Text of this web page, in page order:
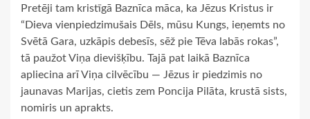
Pretēji tam kristīgā Baznīca māca, ka Jēzus Kristus ir
“Dieva vienpiedzimušais Dēls, mūsu Kungs, ieņemts no
Svētā Gara, uzkāpis debesīs, sēž pie Tēva labās rokas”,
tā paužot Viņa dievišķību. Tajā pat laikā Baznīca
apliecina arī Viņa cilvēcību — Jēzus ir piedzimis no
jaunavas Marijas, cietis zem Poncija Pilāta, krustā sists,
nomiris un aprakts.